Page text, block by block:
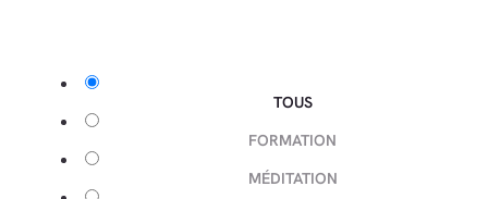
TOUS
FORMATION
MÉDITATION